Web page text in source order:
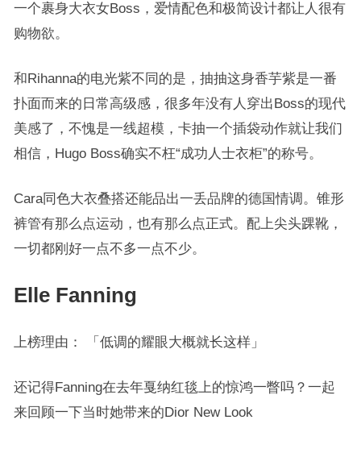
一个裹身大衣女Boss，爱情配色和极简设计都让人很有
购物欲。
和Rihanna的电光紫不同的是，抽抽这身香芋紫是一番
扑面而来的日常高级感，很多年没有人穿出Boss的现代
美感了，不愧是一线超模，卡抽一个插袋动作就让我们
相信，Hugo Boss确实不枉“成功人士衣柜”的称号。
Cara同色大衣叠搭还能品出一丢品牌的德国情调。锥形
裤管有那么点运动，也有那么点正式。配上尖头踝靴，
一切都刚好一点不多一点不少。
Elle Fanning
上榜理由： 「低调的耀眼大概就长这样」
还记得Fanning在去年戛纳红毯上的惊鸿一瞥吗？一起
来回顾一下当时她带来的Dior New Look